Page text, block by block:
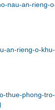
nau-an-rieng-
an-rieng-o-
thue-phong-